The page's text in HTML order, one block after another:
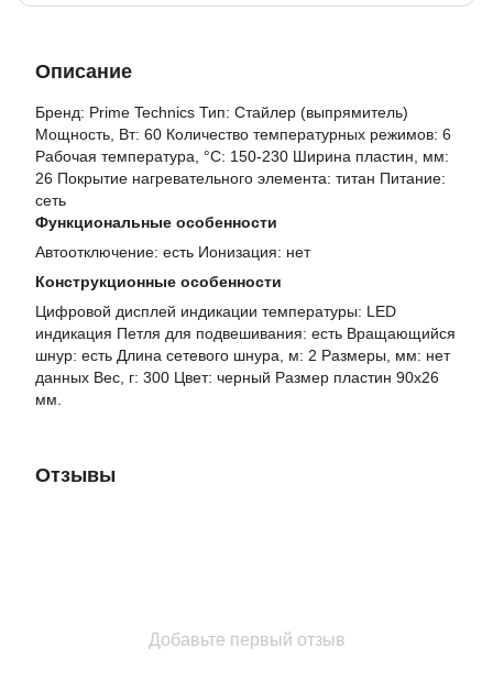
Описание
Бренд: Prime Technics Тип: Стайлер (выпрямитель)
Мощность, Вт: 60 Количество температурных режимов: 6
Рабочая температура, °C: 150-230 Ширина пластин, мм:
26 Покрытие нагревательного элемента: титан Питание:
сеть
Функциональные особенности
Автоотключение: есть Ионизация: нет
Конструкционные особенности
Цифровой дисплей индикации температуры: LED
индикация Петля для подвешивания: есть Вращающийся
шнур: есть Длина сетевого шнура, м: 2 Размеры, мм: нет
данных Вес, г: 300 Цвет: черный Размер пластин 90х26
мм.
Отзывы
Добавьте первый отзыв